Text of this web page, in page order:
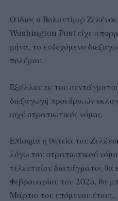
Ο ίδιος ο Βολοντίμιρ
Washington Post είχε
μήνα, το ενδεχόμενο
πολέμου.
Εξάλλου εκ του
διεξαγωγή προεδρικών
ισχύ στρατιωτικός νόμος.
Επίσημα η θητεία του
λόγω του στρατιωτικού
τελευταίου διατάγματος θα
Φεβρουαρίου του 2025, θα
Μάρτιο του επόμενου έτους.